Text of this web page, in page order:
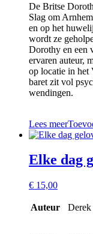
De Britse
Slag om
en op het
wordt ze
Dorothy en een
ervaren auteur,
op locatie in het
baret zit vol
wendingen.
Lees meer
Elke dag
€ 15,00
Auteur Derek